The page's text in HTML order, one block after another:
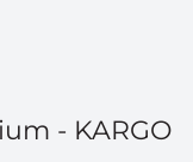
- KARGO